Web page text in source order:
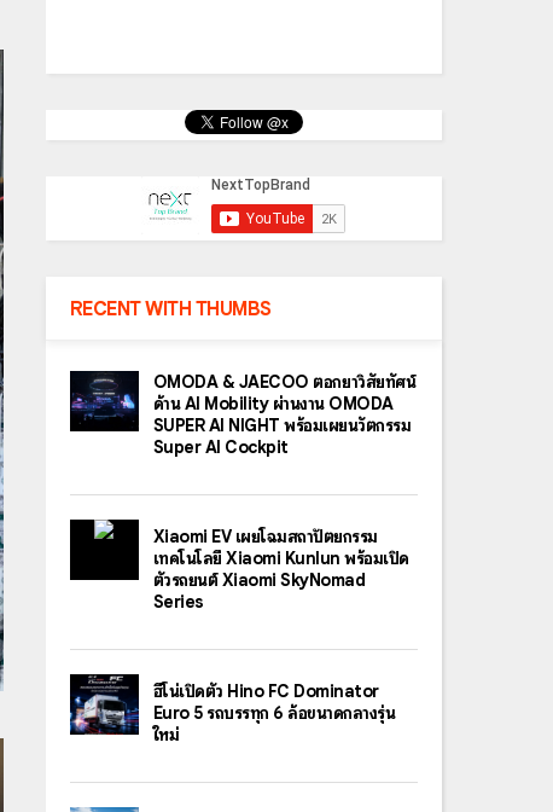
RECENT WITH THUMBS
OMODA & JAECOO ตอกย้ำวิสัยทัศน์
ด้าน AI Mobility ผ่านงาน OMODA
SUPER AI NIGHT พร้อมเผยนวัตกรรม
Super AI Cockpit
Xiaomi EV เผยโฉมสถาปัตยกรรม
เทคโนโลยี Xiaomi Kunlun พร้อมเปิด
ตัวรถยนต์ Xiaomi SkyNomad
Series
ฮีโน่เปิดตัว Hino FC Dominator
Euro 5 รถบรรทุก 6 ล้อขนาดกลางรุ่น
ใหม่